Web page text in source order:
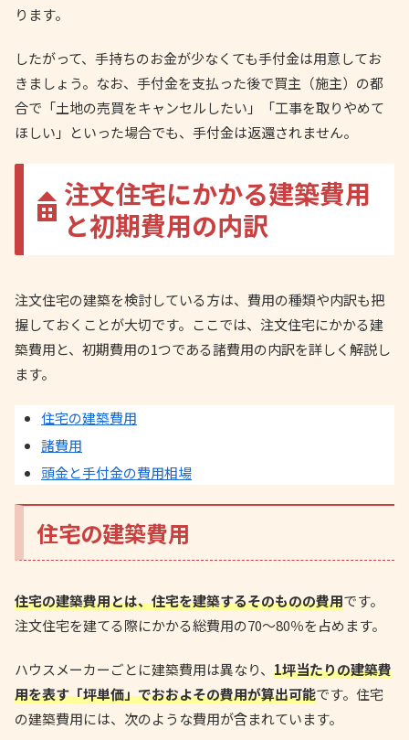
ります。
したがって、手持ちのお金が少なくても手付金は用意してお
きましょう。なお、手付金を支払った後で買主（施主）の都
合で「土地の売買をキャンセルしたい」「工事を取りやめて
ほしい」といった場合でも、手付金は返還されません。
注文住宅にかかる建築費用
と初期費用の内訳
注文住宅の建築を検討している方は、費用の種類や内訳も把
握しておくことが大切です。ここでは、注文住宅にかかる建
築費用と、初期費用の1つである諸費用の内訳を詳しく解説し
ます。
住宅の建築費用
諸費用
頭金と手付金の費用相場
住宅の建築費用
住宅の建築費用とは、住宅を建築するそのものの費用です。
注文住宅を建てる際にかかる総費用の70～80％を占めます。
ハウスメーカーごとに建築費用は異なり、 1坪当たりの建築費
用を表す「坪単価」でおおよその費用が算出可能です。住宅
の建築費用には、次のような費用が含まれています。